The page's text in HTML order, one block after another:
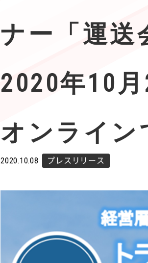
ナー「運送
2020年10
オンライン
2020.10.08 プレスリリース